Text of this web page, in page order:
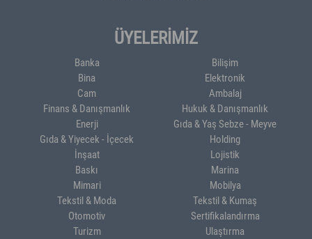
ÜYELERİMİZ
Banka
Bilişim
Bina
Elektronik
Cam
Ambalaj
Finans & Danışmanlık
Hukuk & Danışmanlık
Enerji
Gıda & Yaş Sebze - Meyve
Gıda & Yiyecek - İçecek
Holding
İnşaat
Lojistik
Baskı
Marina
Mimari
Mobilya
Tekstil & Moda
Tekstil & Kumaş
Otomotiv
Sertifikalandırma
Turizm
Ulaştırma